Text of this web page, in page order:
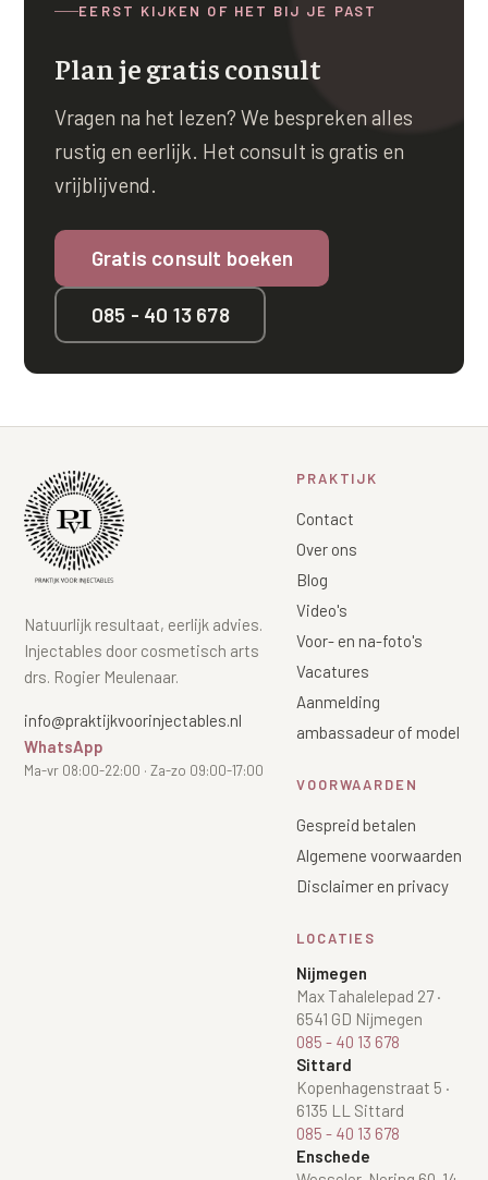
EERST KIJKEN OF HET BIJ JE PAST
Plan je gratis consult
Vragen na het lezen? We bespreken alles
rustig en eerlijk. Het consult is gratis en
vrijblijvend.
Gratis consult boeken
085 - 40 13 678
Natuurlijk resultaat, eerlijk advies.
Injectables door cosmetisch arts
drs. Rogier Meulenaar.
info@praktijkvoorinjectables.nl
WhatsApp
Ma-vr 08:00-22:00 · Za-zo 09:00-17:00
PRAKTIJK
Contact
Over ons
Blog
Video's
Voor- en na-foto's
Vacatures
Aanmelding
ambassadeur of model
VOORWAARDEN
Gespreid betalen
Algemene voorwaarden
Disclaimer en privacy
LOCATIES
Nijmegen
Max Tahalelepad 27·
6541 GD Nijmegen
085 - 40 13 678
Sittard
Kopenhagenstraat 5 ·
6135 LL Sittard
085 - 40 13 678
Enschede